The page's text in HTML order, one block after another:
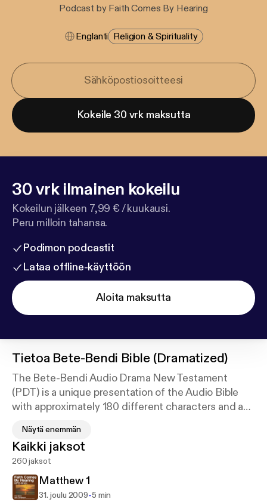
Podcast by Faith Comes By Hearing
Englanti Religion & Spirituality
Kokeile 30 vrk maksutta
30 vrk ilmainen kokeilu
Kokeilun jälkeen 7,99 € / kuukausi.
Peru milloin tahansa.
Podimon podcastit
Lataa offline-käyttöön
Aloita maksutta
Tietoa Bete-Bendi Bible (Dramatized)
The Bete-Bendi Audio Drama New Testament
(PDT) is a unique presentation of the Audio Bible
with approximately 180 different characters and a
effects. For a list of other available languages go to
our website athttp://FaithComesByHearing.com
The mission of Faith Comes By Hearing is to bring
His Church together and make disciples from every
nation, tribe, language, and people: to give every
Näytä enemmän
Kaikki jaksot
260 jaksot
Matthew 1
31. joulu 2009-5 min